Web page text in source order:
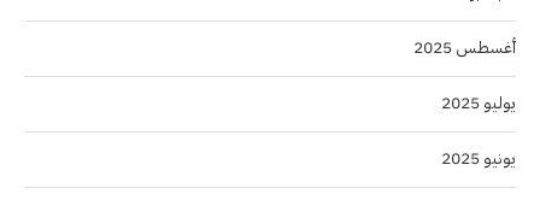
أغسطس 2025
يوليو 2025
يونيو 2025